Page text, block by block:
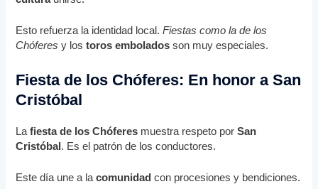
Esto refuerza la identidad local.Fiestas como la de los
Chóferes y lostoros embolados son muy especiales.
Fiesta de los Chóferes: En honor a San
Cristóbal
Lafiesta de los Chóferes muestra respeto porSan
Cristóbal. Es el patrón de los conductores.
Este día une a lacomunidad con procesiones y bendiciones.